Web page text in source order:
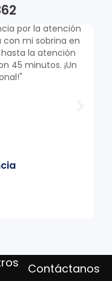
por la atención
mi sobrina en
la atención
45 minutos. ¡Un
Contáctanos